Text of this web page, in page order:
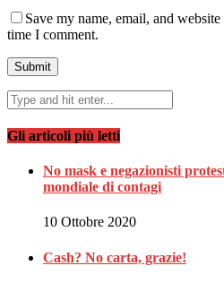
Save my name, email, and
time I comment.
Gli articoli più letti
No mask e negazionisti
mondiale di contagi
10 Ottobre 2020
Cash? No carta, grazie!